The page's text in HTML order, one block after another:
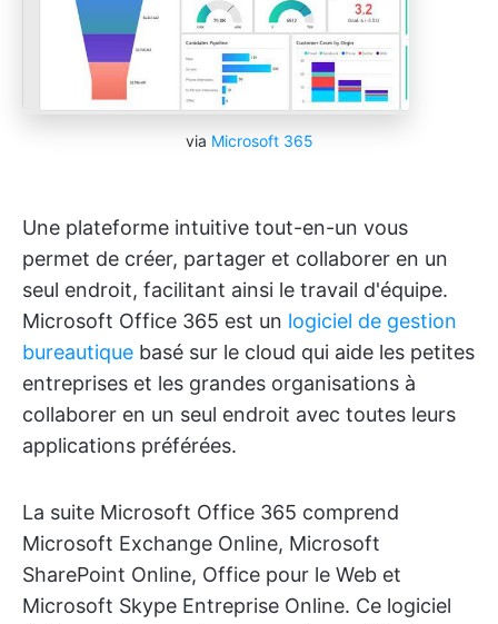
via Microsoft 365
Une plateforme intuitive tout-en-un vous
permet de créer, partager et collaborer en un
seul endroit, facilitant ainsi le travail d'équipe.
Microsoft Office 365 est un logiciel de gestion
bureautique basé sur le cloud qui aide les petites
entreprises et les grandes organisations à
collaborer en un seul endroit avec toutes leurs
applications préférées.
La suite Microsoft Office 365 comprend
Microsoft Exchange Online, Microsoft
SharePoint Online, Office pour le Web et
Microsoft Skype Entreprise Online. Ce logiciel